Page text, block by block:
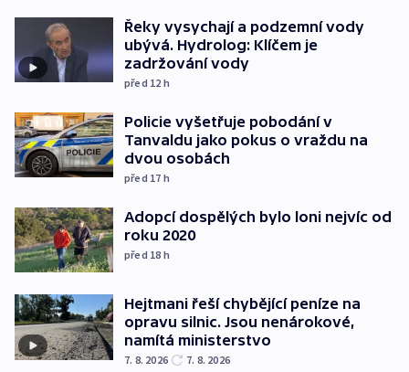
Řeky vysychají a podzemní vody
ubývá. Hydrolog: Klíčem je
zadržování vody
před 12 h
Policie vyšetřuje pobodání v
Tanvaldu jako pokus o vraždu na
dvou osobách
před 17 h
Adopcí dospělých bylo loni nejvíc od
roku 2020
před 18 h
Hejtmani řeší chybějící peníze na
opravu silnic. Jsou nenárokové,
namítá ministerstvo
7. 8. 2026 7. 8. 2026